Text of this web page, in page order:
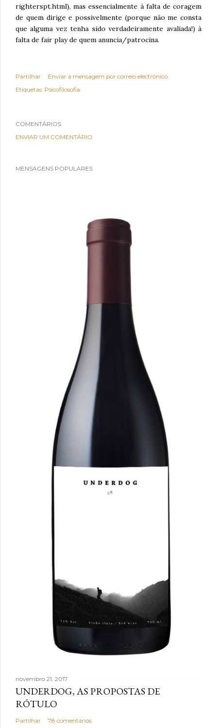
righterspt.html), mas essencialmente à falta de coragem
de quem dirige e possivelmente (porque não me consta
que alguma vez tenha sido verdadeiramente avaliada!) à
falta de fair play de quem anuncia/patrocina.
Partilhar
Enviar a mensagem por correio electrónico
Etiquetas: Psícofilosofia
COMENTÁRIOS
ENVIAR UM COMENTÁRIO
MENSAGENS POPULARES
novembro 21, 2017
UNDERDOG, AS PROPOSTAS DE
RÓTULO
Partilhar 78 comentários